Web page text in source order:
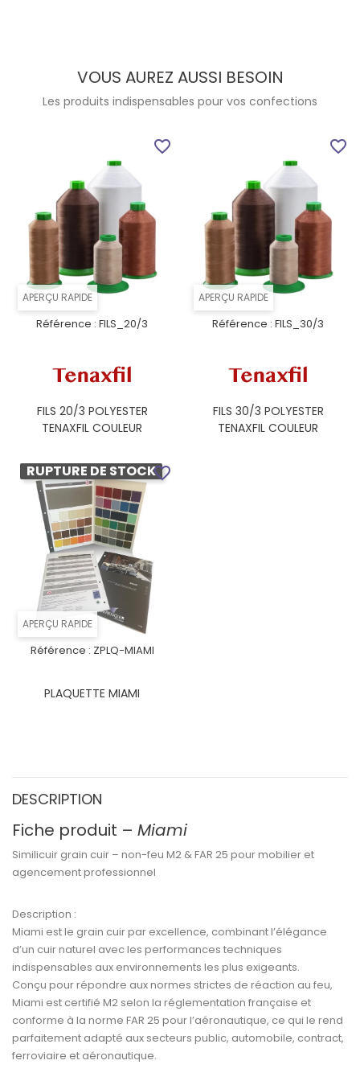
VOUS AUREZ AUSSI BESOIN
Les produits indispensables pour vos confections
APERÇU RAPIDE
Référence : FILS_20/3
FILS 20/3 POLYESTER
TENAXFIL COULEUR
favorite_border
APERÇU RAPIDE
Référence : FILS_30/3
FILS 30/3 POLYESTER
TENAXFIL COULEUR
favorite_border
APERÇU RAPIDE
RUPTURE DE STOCK
Référence : ZPLQ-MIAMI
PLAQUETTE MIAMI
favorite_border
DESCRIPTION
Fiche produit – Miami
Similicuir grain cuir – non-feu M2 & FAR 25 pour mobilier et
agencement professionnel
Description :
Miami est le grain cuir par excellence, combinant l’élégance
d’un cuir naturel avec les performances techniques
indispensables aux environnements les plus exigeants.
Conçu pour répondre auxnormes strictes de réaction au feu,
Miami est certifié M2 selon la réglementation française et
conforme à la norme FAR 25 pour l’aéronautique, ce qui le rend
parfaitement adapté aux secteurs public, automobile, contract,
ferroviaire et aéronautique.